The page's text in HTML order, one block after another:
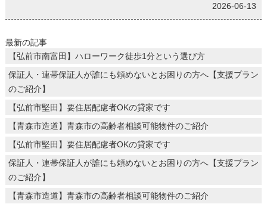
2026-06-13
最新の記事
【弘前市南富田】ハローワーク徒歩1分という選び方
保証人・連帯保証人が誰にも頼めないとお困りの方へ【支援プラン
のご紹介】
【弘前市堅田】要住居配慮者OKの貸家です
【青森市造道】青森市の高齢者相談可能物件のご紹介
【弘前市堅田】要住居配慮者OKの貸家です
保証人・連帯保証人が誰にも頼めないとお困りの方へ【支援プラン
のご紹介】
【青森市造道】青森市の高齢者相談可能物件のご紹介